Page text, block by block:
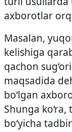
axborotlar
Masalan,
kelishiga
qachon
maqsadida
bo‘lgan
Shunga
bo‘yicha